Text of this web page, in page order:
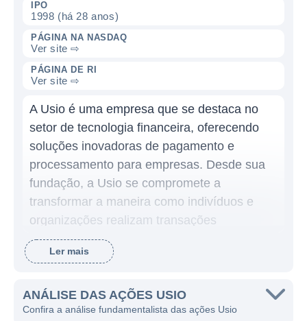
IPO
1998 (há 28 anos)
PÁGINA NA NASDAQ
Ver site ⇨
PÁGINA DE RI
Ver site ⇨
A Usio é uma empresa que se destaca no
setor de tecnologia financeira, oferecendo
soluções inovadoras de pagamento e
processamento para empresas. Desde sua
fundação, a Usio se compromete a
transformar a maneira como indivíduos e
organizações realizam transações
financeiras, buscando sempre a eficiência,
segurança e inovação. A empresa é
facilitam pagamentos eletrônicos, gestão de
contas a receber e serviços de conciliação
Ler mais
ANÁLISE DAS AÇÕES USIO
Confira a análise fundamentalista das ações Usio